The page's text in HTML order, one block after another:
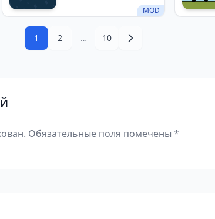
MOD
1 2 … 10
Обязательные поля помечены *